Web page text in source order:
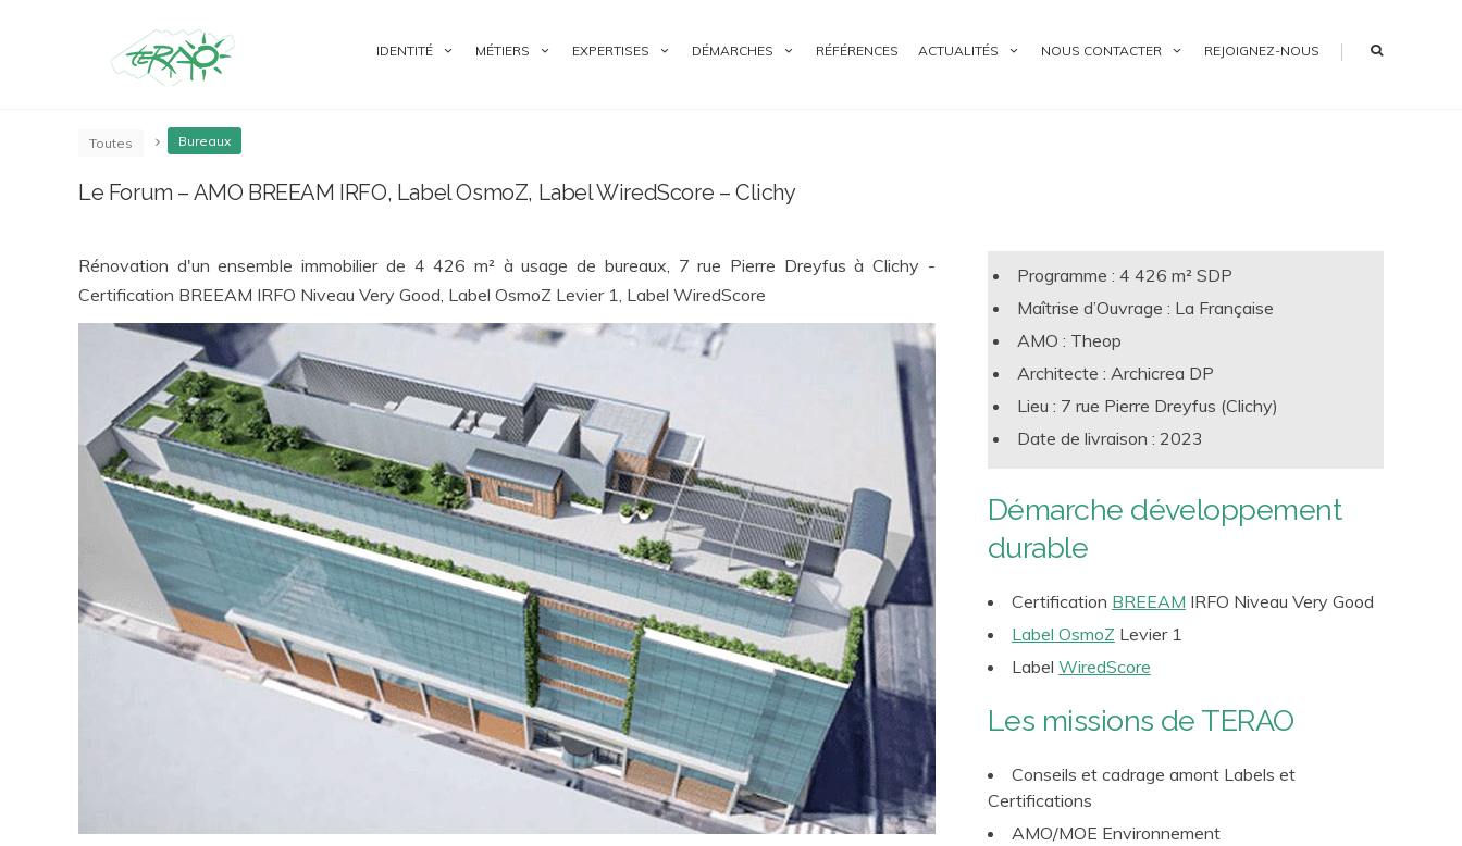
IDENTITÉ MÉTIERS EXPERTISES DÉMARCHES RÉFÉRENCES ACTUALITÉS NOUS CONTACTER REJOIGNEZ-NOUS |
Toutes Bureaux
Le Forum – AMO BREEAM IRFO, Label OsmoZ, Label WiredScore – Clichy
Rénovation d'un ensemble immobilier de 4 426 m² à usage de bureaux, 7 rue Pierre Dreyfus à Clichy -
Certification BREEAM IRFO Niveau Very Good, Label OsmoZ Levier 1, Label WiredScore
Programme : 4 426 m² SDP
Maîtrise d’Ouvrage : La Française
AMO : Theop
Architecte : Archicrea DP
Lieu : 7 rue Pierre Dreyfus (Clichy)
Date de livraison : 2023
Démarche développement
durable
Certification BREEAM IRFO Niveau Very Good
Label OsmoZ Levier 1
Label WiredScore
Les missions de TERAO
Conseils et cadrage amont Labels et
Certifications
AMO/MOE Environnement